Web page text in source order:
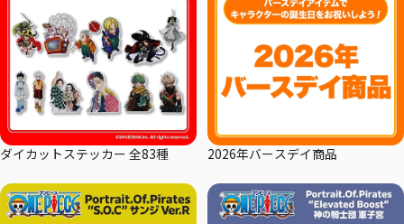
ダイカットステッカー 全83種 2026年バースデイ商品